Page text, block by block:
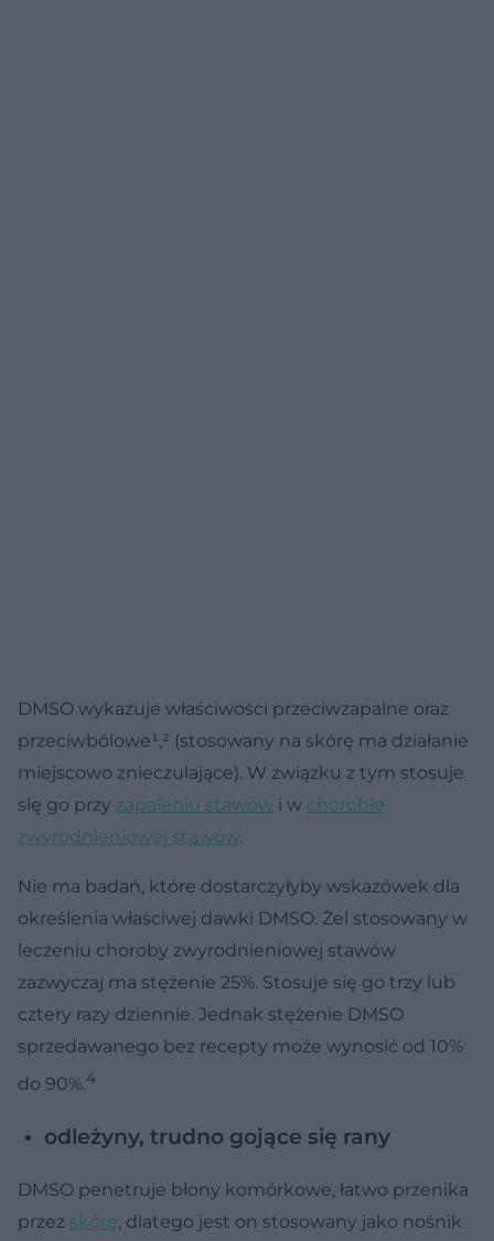
DMSO wykazuje właściwości przeciwzapalne oraz
przeciwbólowe¹‚² (stosowany na skórę ma działanie
miejscowo znieczulające). W związku z tym stosuje
się go przy zapaleniu stawów i w chorobie
zwyrodnieniowej stawów.
Nie ma badań, które dostarczyłyby wskazówek dla
określenia właściwej dawki DMSO. Żel stosowany w
leczeniu choroby zwyrodnieniowej stawów
zazwyczaj ma stężenie 25%. Stosuje się go trzy lub
cztery razy dziennie. Jednak stężenie DMSO
sprzedawanego bez recepty może wynosić od 10%
do 90%.4
odleżyny, trudno gojące się rany
DMSO penetruje błony komórkowe, łatwo przenika
przez skórę, dlatego jest on stosowany jako nośnik